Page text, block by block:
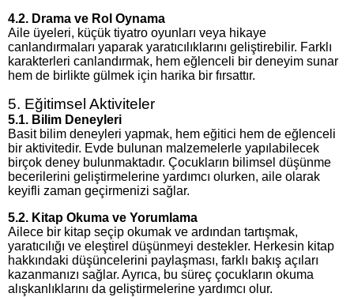
4.2. Drama ve Rol Oynama
Aile üyeleri, küçük tiyatro oyunları veya hikaye
canlandırmaları yaparak yaratıcılıklarını geliştirebilir. Farklı
karakterleri canlandırmak, hem eğlenceli bir deneyim sunar
hem de birlikte gülmek için harika bir fırsattır.
5. Eğitimsel Aktiviteler
5.1. Bilim Deneyleri
Basit bilim deneyleri yapmak, hem eğitici hem de eğlenceli
bir aktivitedir. Evde bulunan malzemelerle yapılabilecek
birçok deney bulunmaktadır. Çocukların bilimsel düşünme
becerilerini geliştirmelerine yardımcı olurken, aile olarak
keyifli zaman geçirmenizi sağlar.
5.2. Kitap Okuma ve Yorumlama
Ailece bir kitap seçip okumak ve ardından tartışmak,
yaratıcılığı ve eleştirel düşünmeyi destekler. Herkesin kitap
hakkındaki düşüncelerini paylaşması, farklı bakış açıları
kazanmanızı sağlar. Ayrıca, bu süreç çocukların okuma
alışkanlıklarını da geliştirmelerine yardımcı olur.